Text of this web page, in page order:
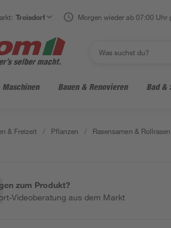
Troisdorf Morgen wieder ab 07:00 Uhr
Maschinen Bauen & Renovieren Bad &
& Freizeit / Pflanzen / Rasensamen & Rollrasen
zum Produkt?
Videoberatung aus dem Markt